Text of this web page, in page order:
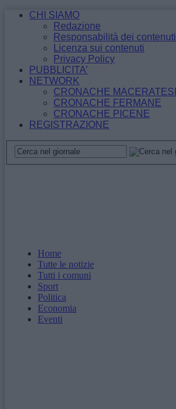
CHI SIAMO
Redazione
Responsabilità dei contenuti
Licenza sui contenuti
Privacy Policy
PUBBLICITA’
NETWORK
CRONACHE MACERATESI
CRONACHE FERMANE
CRONACHE PICENE
REGISTRAZIONE
Home
Tutte le notizie
Tutti i comuni
Sport
Politica
Economia
Eventi